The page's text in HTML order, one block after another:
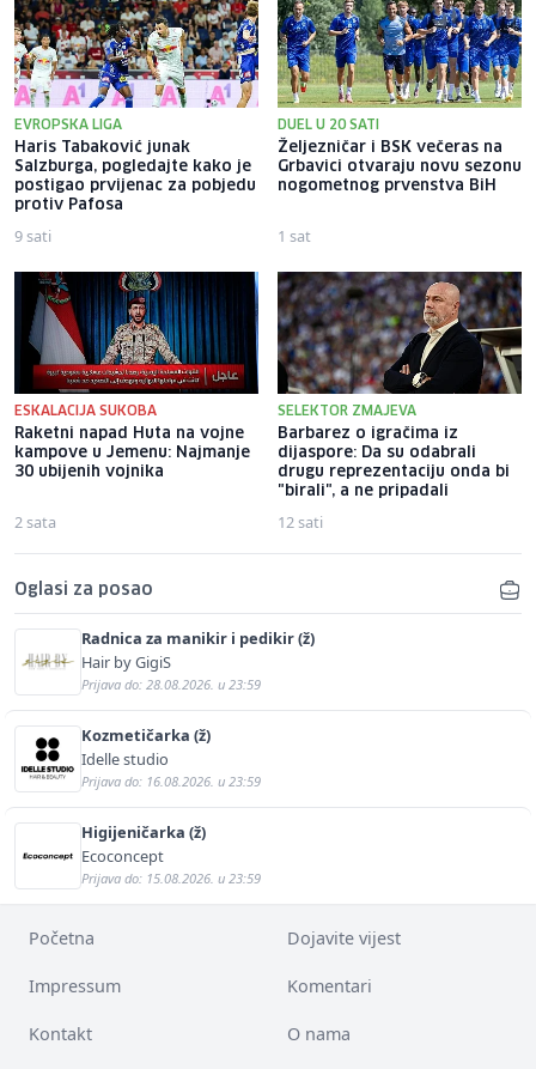
EVROPSKA LIGA
Haris Tabaković junak
Salzburga, pogledajte kako je
postigao prvijenac za pobjedu
protiv Pafosa
9 sati
DUEL U 20 SATI
Željezničar i BSK večeras na
Grbavici otvaraju novu sezonu
nogometnog prvenstva BiH
1 sat
ESKALACIJA SUKOBA
Raketni napad Huta na vojne
kampove u Jemenu: Najmanje
30 ubijenih vojnika
2 sata
SELEKTOR ZMAJEVA
Barbarez o igračima iz
dijaspore: Da su odabrali
drugu reprezentaciju onda bi
"birali", a ne pripadali
12 sati
Oglasi za posao
Radnica za manikir i pedikir (ž)
Hair by GigiS
Prijava do: 28.08.2026. u 23:59
Kozmetičarka (ž)
Idelle studio
Prijava do: 16.08.2026. u 23:59
Higijeničarka (ž)
Ecoconcept
Prijava do: 15.08.2026. u 23:59
Početna Dojavite vijest
Impressum Komentari
Kontakt O nama